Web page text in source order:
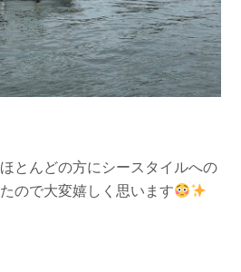
とんどの方にシースタイルへの
ので大変嬉しく思います